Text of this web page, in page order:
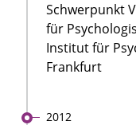
Schwerpunkt
für
Institut für
Frankfurt
2012